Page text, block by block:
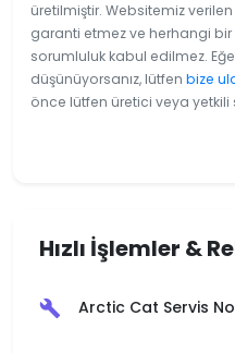
üretilmiştir. Websitemiz
garanti etmez ve herhangi
sorumluluk kabul edilmez.
düşünüyorsanız, lütfen bize
önce lütfen üretici veya yetkili
Hızlı İşlemler &
build Arctic Cat Servis